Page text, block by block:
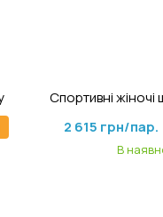
2 615 грн/пар.
В